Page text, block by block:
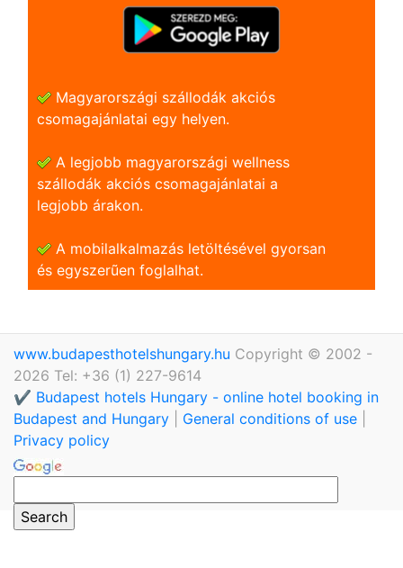
Magyarországi szállodák akciós
csomagajánlatai egy helyen.
A legjobb magyarországi wellness
szállodák akciós csomagajánlatai a
legjobb árakon.
A mobilalkalmazás letöltésével gyorsan
és egyszerũen foglalhat.
www.budapesthotelshungary.hu Copyright © 2002 -
2026 Tel: +36 (1) 227-9614
✔️ Budapest hotels Hungary - online hotel booking in
Budapest and Hungary
General conditions of use
Privacy policy